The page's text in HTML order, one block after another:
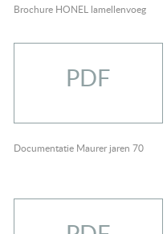
Brochure HONEL lamellenvoeg
PDF
Documentatie Maurer jaren 70